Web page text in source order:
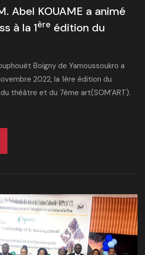
Abel KOUAME a animé
à la 1ère édition du
Boigny de Yamoussoukro a
2022, la 1ère édition du
théâtre et du 7ème art(SOM’ART).